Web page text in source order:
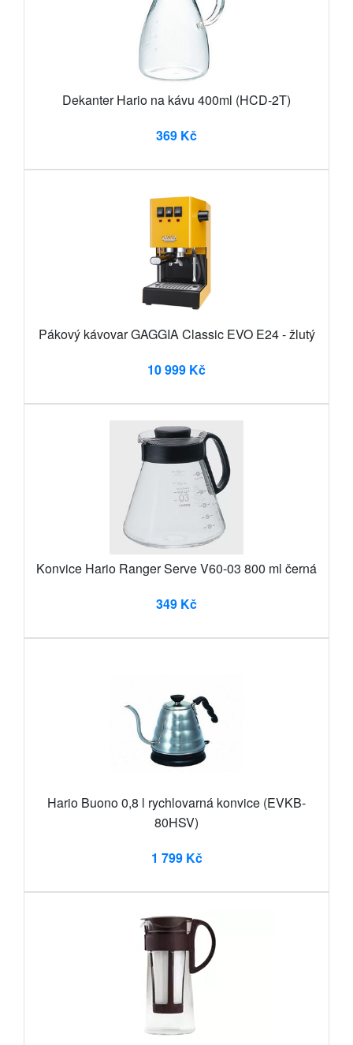
Dekanter Hario na kávu 400ml (HCD-2T)
369 Kč
Pákový kávovar GAGGIA Classic EVO E24 - žlutý
10 999 Kč
Konvice Hario Ranger Serve V60-03 800 ml černá
349 Kč
Hario Buono 0,8 l rychlovarná konvice (EVKB-
80HSV)
1 799 Kč